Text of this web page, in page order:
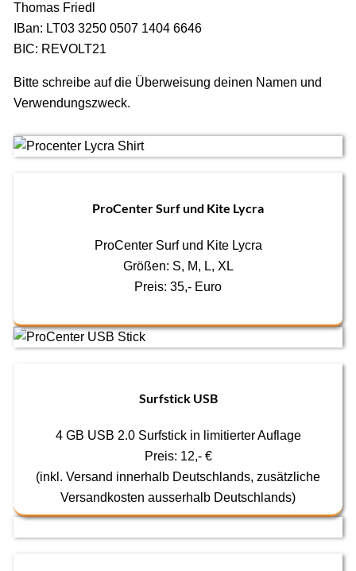
Thomas Friedl
IBan: LT03 3250 0507 1404 6646
BIC: REVOLT21
Bitte schreibe auf die Überweisung deinen Namen und
Verwendungszweck.
ProCenter Surf und Kite Lycra
ProCenter Surf und Kite Lycra
Größen: S, M, L, XL
Preis: 35,- Euro
Surfstick USB
4 GB USB 2.0 Surfstick in limitierter Auflage
Preis: 12,- €
(inkl. Versand innerhalb Deutschlands, zusätzliche
Versandkosten ausserhalb Deutschlands)